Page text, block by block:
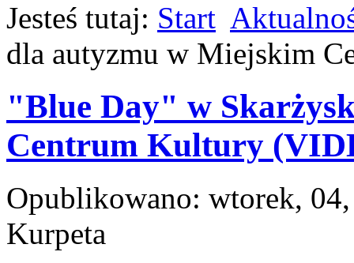
Jesteś tutaj: Start
dla autyzmu w Miejskim
"Blue Day" w
Centrum Kultury
Opublikowano: wtorek,
Kurpeta